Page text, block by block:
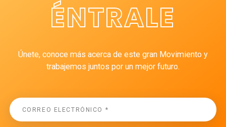
ÉNTRALE
Únete, conoce más acerca de este gran Movimiento y
trabajemos juntos por un mejor futuro.